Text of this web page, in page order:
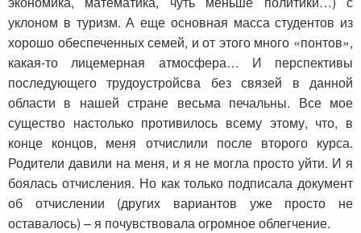
уклоном в туризм. А еще основная масса студентов из
хорошо обеспеченных семей, и от этого много «понтов»,
какая-то лицемерная атмосфера… И перспективы
последующего трудоустройсва без связей в данной
области в нашей стране весьма печальны. Все мое
существо настолько противилось всему этому, что, в
конце концов, меня отчислили после второго курса.
Родители давили на меня, и я не могла просто уйти. И я
боялась отчисления. Но как только подписала документ
об отчислении (других вариантов уже просто не
оставалось) – я почувствовала огромное облегчение.